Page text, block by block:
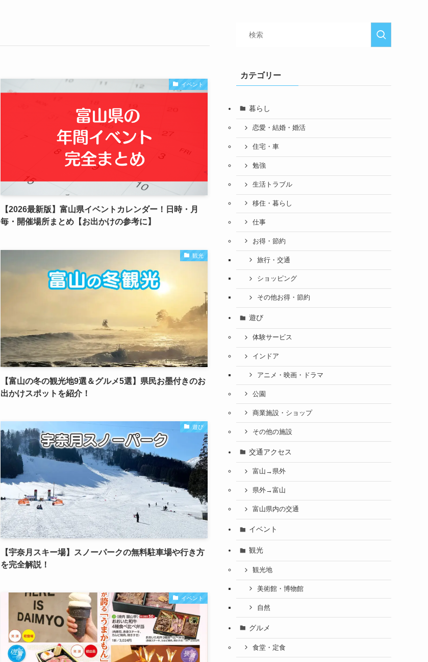
イベント
【2026最新版】富山県イベントカレンダー！日時・月
毎・開催場所まとめ【お出かけの参考に】
観光
【富山の冬の観光地9選＆グルメ5選】県民お墨付きのお
出かけスポットを紹介！
遊び
【宇奈月スキー場】スノーパークの無料駐車場や行き方
を完全解説！
イベント
カテゴリー
暮らし
恋愛・結婚・婚活
住宅・車
勉強
生活トラブル
移住・暮らし
仕事
お得・節約
旅行・交通
ショッピング
その他お得・節約
遊び
体験サービス
インドア
アニメ・映画・ドラマ
公園
商業施設・ショップ
その他の施設
交通アクセス
富山→県外
県外→富山
富山県内の交通
イベント
観光
観光地
美術館・博物館
自然
グルメ
食堂・定食